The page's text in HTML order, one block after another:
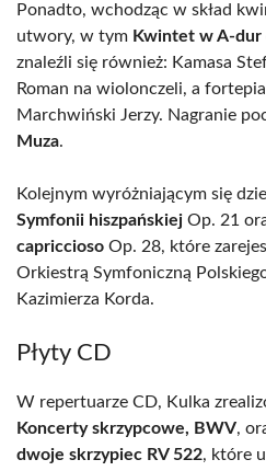
Ponadto, wchodząc w skład
utwory, w tym Kwintet w A-dur
znaleźli się również: Kamasa
Roman na wiolonczeli, a
Marchwiński Jerzy. Nagranie
Muza.
Kolejnym wyróżniającym się
Symfonii hiszpańskiej Op. 21
capriccioso Op. 28, które
Orkiestrą Symfoniczną
Kazimierza Korda.
Płyty CD
W repertuarze CD, Kulka
Koncerty skrzypcowe, BWV,
dwoje skrzypiec RV 522, które